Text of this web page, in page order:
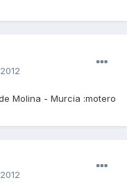
Molina - Murcia :motero